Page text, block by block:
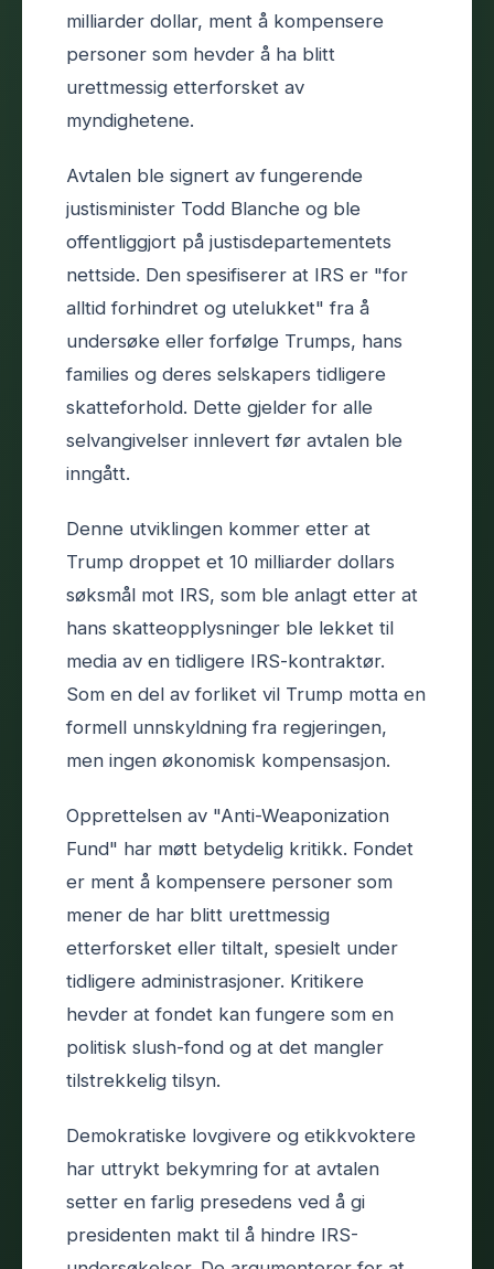
milliarder dollar, ment å kompensere
personer som hevder å ha blitt
urettmessig etterforsket av
myndighetene.
Avtalen ble signert av fungerende
justisminister Todd Blanche og ble
offentliggjort på justisdepartementets
nettside. Den spesifiserer at IRS er "for
alltid forhindret og utelukket" fra å
undersøke eller forfølge Trumps, hans
families og deres selskapers tidligere
skatteforhold. Dette gjelder for alle
selvangivelser innlevert før avtalen ble
inngått.
Denne utviklingen kommer etter at
Trump droppet et 10 milliarder dollars
søksmål mot IRS, som ble anlagt etter at
hans skatteopplysninger ble lekket til
media av en tidligere IRS-kontraktør.
Som en del av forliket vil Trump motta en
formell unnskyldning fra regjeringen,
men ingen økonomisk kompensasjon.
Opprettelsen av "Anti-Weaponization
Fund" har møtt betydelig kritikk. Fondet
er ment å kompensere personer som
mener de har blitt urettmessig
etterforsket eller tiltalt, spesielt under
tidligere administrasjoner. Kritikere
hevder at fondet kan fungere som en
politisk slush-fond og at det mangler
tilstrekkelig tilsyn.
Demokratiske lovgivere og etikkvoktere
har uttrykt bekymring for at avtalen
setter en farlig presedens ved å gi
presidenten makt til å hindre IRS-